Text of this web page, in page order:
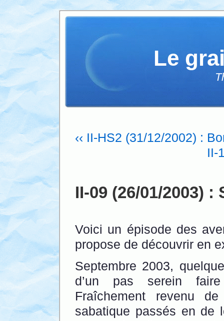
Le
‹‹ II-HS2 (31/12/2002) :
II-
II-09 (26/01/2003)
Voici un épisode des
propose de découvrir en
Septembre 2003,
d’un pas serein
Fraîchement revenu
sabatique passés en de